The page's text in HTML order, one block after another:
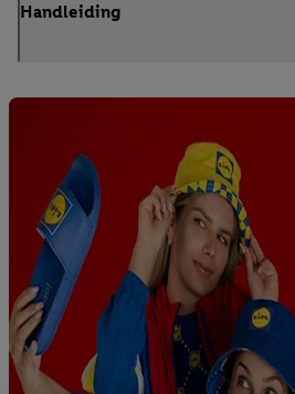
Handleiding